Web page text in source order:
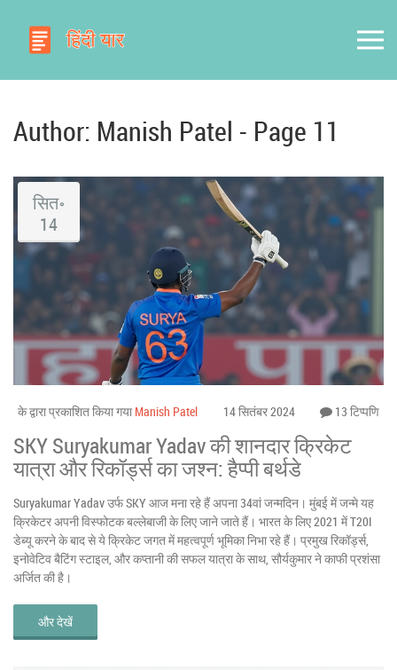
Author: Manish Patel - Page 11
सित॰
14
के द्वारा प्रकाशित किया गया Manish Patel 14 सितंबर 2024 13 टिप्पणि
SKY Suryakumar Yadav की शानदार क्रिकेट
यात्रा और रिकॉर्ड्स का जश्न: हैप्पी बर्थडे
Suryakumar Yadav उर्फ SKY आज मना रहे हैं अपना 34वां जन्मदिन। मुंबई में जन्मे यह
क्रिकेटर अपनी विस्फोटक बल्लेबाजी के लिए जाने जाते हैं। भारत के लिए 2021 में T20I
डेब्यू करने के बाद से ये क्रिकेट जगत में महत्वपूर्ण भूमिका निभा रहे हैं। प्रमुख रिकॉर्ड्स,
इनोवेटिव बैटिंग स्टाइल, और कप्तानी की सफल यात्रा के साथ, सौर्यकुमार ने काफी प्रशंसा
अर्जित की है।
और देखें